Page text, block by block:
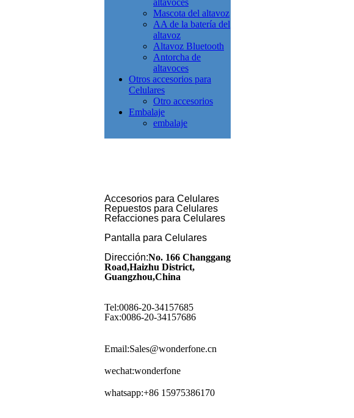
altavoces
Mascota del altavoz
AA de la batería del
altavoz
Altavoz Bluetooth
Antorcha de
altavoces
Otros accesorios para
Celulares
Otro accesorios
Embalaje
embalaje
Accesorios para Celulares
Repuestos para Celulares
Refacciones para Celulares
Pantalla para Celulares
Dirección:No. 166 Changgang
Road,Haizhu District,
Guangzhou,China
Tel:0086-20-34157685
Fax:0086-20-34157686
Email:Sales@wonderfone.cn
wechat:wonderfone
whatsapp:+86 15975386170